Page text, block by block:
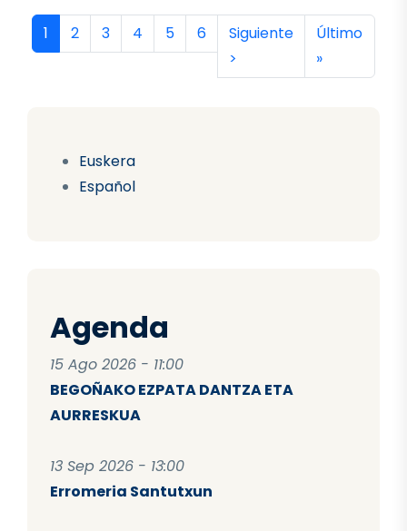
Euskera
Español
Agenda
15 Ago 2026 - 11:00
BEGOÑAKO EZPATA DANTZA ETA
AURRESKUA
13 Sep 2026 - 13:00
Erromeria Santutxun
Paginación
Página actual
1 Página
2 Página
3 Página
4 Página
5 Página
6 Siguiente página
Siguiente
>
Última
Último
»